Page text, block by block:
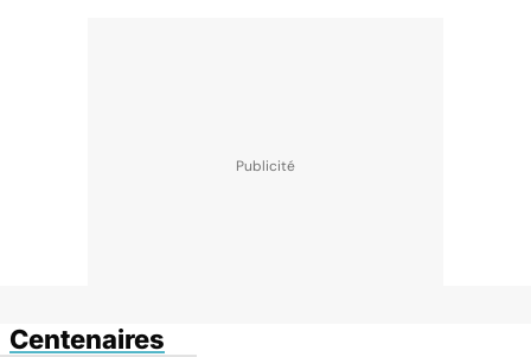
Centenaires